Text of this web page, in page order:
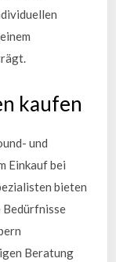
kaufen
und
Einkauf bei
bieten
Bedürfnisse
Beratung